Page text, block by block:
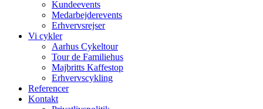
Kundeevents
Medarbejderevents
Erhvervsrejser
Vi cykler
Aarhus Cykeltour
Tour de Familiehus
Majbritts Kaffestop
Erhvervscykling
Referencer
Kontakt